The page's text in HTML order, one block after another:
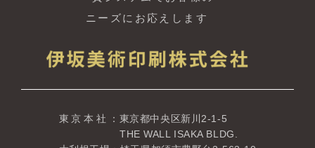
ニーズにお応えします
東京本社
：東京都中央区新川2-1-5
THE WALL ISAKA BLDG.